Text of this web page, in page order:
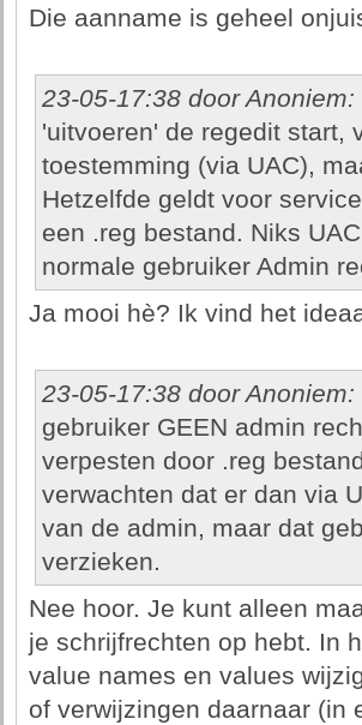
Die aanname is geheel
23-05-17:38 door Anoniem:
'uitvoeren' de regedit start,
toestemming (via UAC),
Hetzelfde geldt voor
een .reg bestand. Niks
normale gebruiker Admin
Ja mooi hè? Ik vind het
23-05-17:38 door Anoniem:
gebruiker GEEN admin
verpesten door .reg
verwachten dat er dan via
van de admin, maar dat
verzieken.
Nee hoor. Je kunt alleen
je schrijfrechten op hebt. In
value names en values
of verwijzingen daarnaar (in